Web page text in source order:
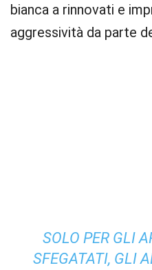
bianca a rinnovati e
aggressività da parte
SOLO PER GLI
SFEGATATI, GLI